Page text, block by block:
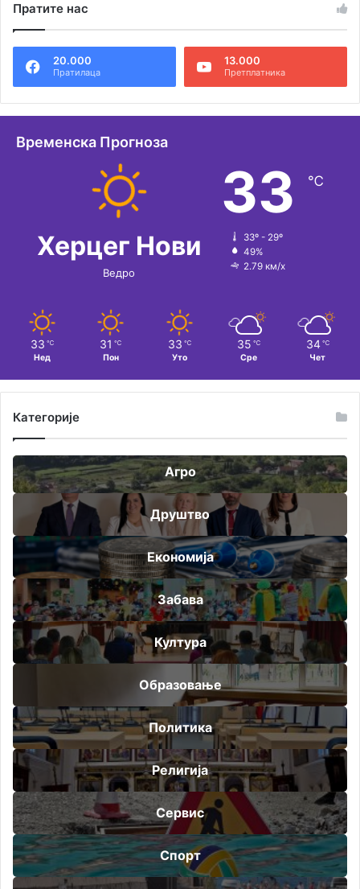
Пратите нас
20.000
Пратилаца
13.000
Претплатника
Временска Прогноза
Херцег Нови
Ведро
33 ℃
33º - 29º
49%
2.79 км/х
33 ℃
Нед
31 ℃
Пон
33 ℃
Уто
35 ℃
Сре
34 ℃
Чет
Категорије
Агро
Друштво
Економија
Забава
Култура
Образовање
Политика
Религија
Сервис
Спорт